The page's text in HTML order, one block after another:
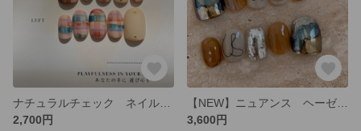
2,700円
3,600円